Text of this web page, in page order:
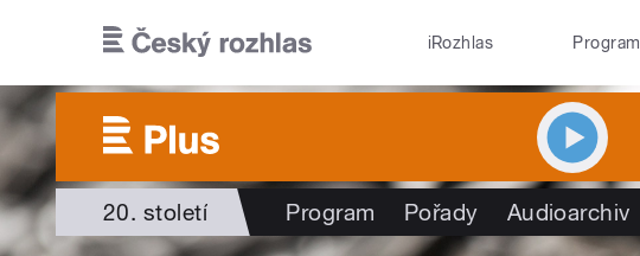
iRozhlas Program
20. století Program Pořady Audioarchiv